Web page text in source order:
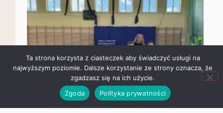
Ta strona korzysta z ciasteczek aby świadczyć usługi na
najwyższym poziomie. Dalsze korzystanie ze strony oznacza,
że zgadzasz się na ich użycie.